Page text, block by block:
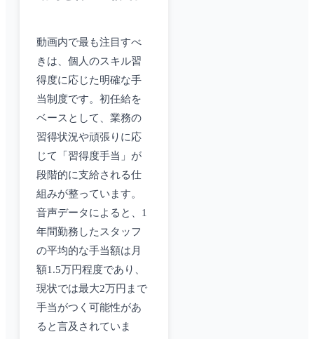
動画内で最も注目すべ
きは、個人のスキル習
得度に応じた明確な手
当制度です。初任給を
ベースとして、業務の
習得状況や頑張りに応
じて「習得度手当」が
段階的に支給される仕
組みが整っています。
音声データによると、1
年間勤務したスタッフ
の平均的な手当額は月
額1.5万円程度であり、
現状では最大2万円まで
手当がつく可能性があ
ると言及されていま